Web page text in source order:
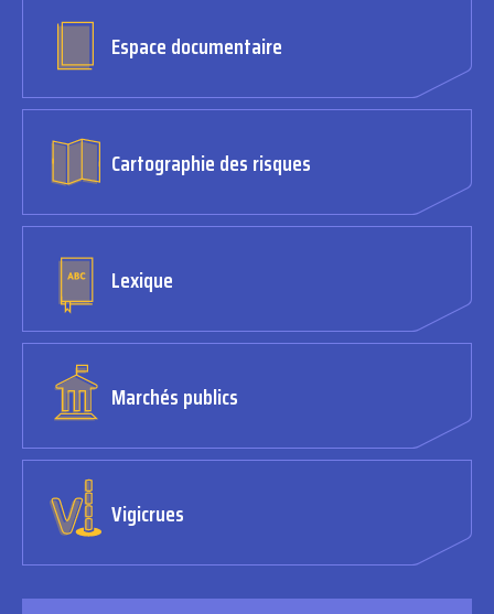
Espace documentaire
Cartographie des risques
Lexique
Marchés publics
Vigicrues